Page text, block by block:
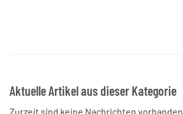
Aktuelle Artikel aus dieser Kategorie
Zurzeit sind keine Nachrichten vorhanden.